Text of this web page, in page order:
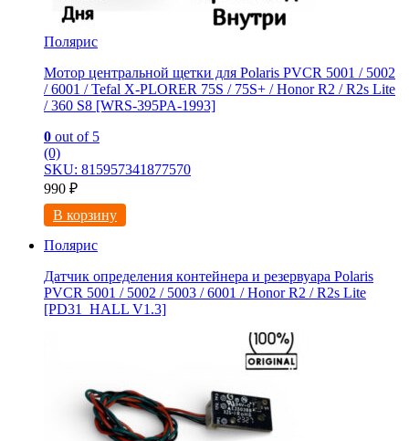
Полярис
Мотор центральной щетки для Polaris PVCR 5001 / 5002
/ 6001 / Tefal X-PLORER 75S / 75S+ / Honor R2 / R2s Litе
/ 360 S8 [WRS-395PA-1993]
0 out of 5
(0)
SKU: 815957341877570
990 ₽
В корзину
Полярис
Датчик определения кoнтейнеpа и резервуаpа Polaris
PVCR 5001 / 5002 / 5003 / 6001 / Honor R2 / R2s Lite
[РD31_HALL V1.3]